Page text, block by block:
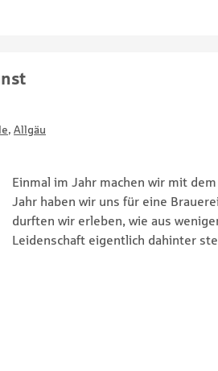
, Allgäu
Einmal im Jahr machen wir mit
Jahr haben wir uns für eine
durften wir erleben, wie aus
Leidenschaft eigentlich dahinter